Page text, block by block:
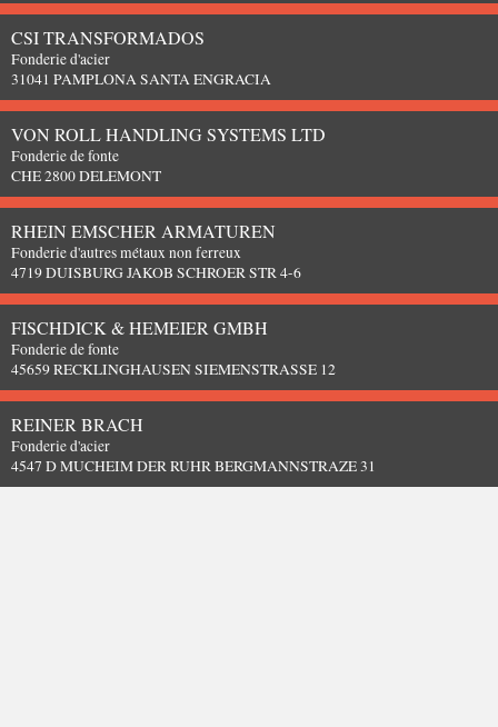
CSI TRANSFORMADOS
Fonderie d'acier
31041 PAMPLONA SANTA ENGRACIA
VON ROLL HANDLING SYSTEMS LTD
Fonderie de fonte
CHE 2800 DELEMONT
RHEIN EMSCHER ARMATUREN
Fonderie d'autres métaux non ferreux
4719 DUISBURG JAKOB SCHROER STR 4-6
FISCHDICK & HEMEIER GMBH
Fonderie de fonte
45659 RECKLINGHAUSEN SIEMENSTRASSE 12
REINER BRACH
Fonderie d'acier
4547 D MUCHEIM DER RUHR BERGMANNSTRAZE 31